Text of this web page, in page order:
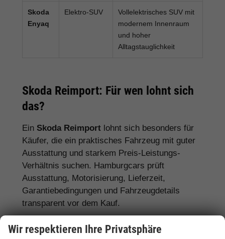
Skoda
Enyaq
Elektro-SUV
Vollelektrisches SUV mit
modernem Innenraum
und hoher
Alltagstauglichkeit
Skoda Reimport: Für wen lohnt sich
das?
Ein Skoda Reimport lohnt sich besonders für
Käufer, die ein praktisches Fahrzeug mit guter
Ausstattung und starkem Preis-Leistungs-
Verhältnis suchen. Hamburgcars prüft
Ausstattung, Motorisierung, Lieferzeit,
Garantiebedingungen und Fahrzeugdetails
transparent vor dem Kauf.
Für Familien: Skoda Octavia, Superb,
Wir respektieren Ihre Privatsphäre